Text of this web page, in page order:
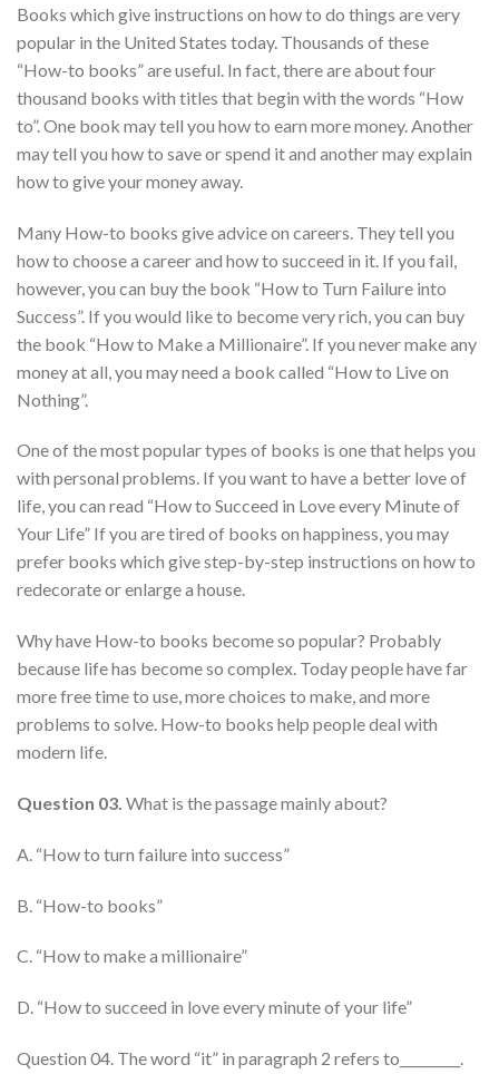
Books which give instructions on how to do things are very
popular in the United States today. Thousands of these
“How-to books” are useful. In fact, there are about four
thousand books with titles that begin with the words “How
to”. One book may tell you how to earn more money. Another
may tell you how to save or spend it and another may explain
how to give your money away.
Many How-to books give advice on careers. They tell you
how to choose a career and how to succeed in it. If you fail,
however, you can buy the book “How to Turn Failure into
Success”. If you would like to become very rich, you can buy
the book “How to Make a Millionaire”. If you never make any
money at all, you may need a book called “How to Live on
Nothing”.
One of the most popular types of books is one that helps you
with personal problems. If you want to have a better love of
life, you can read “How to Succeed in Love every Minute of
Your Life” If you are tired of books on happiness, you may
prefer books which give step-by-step instructions on how to
redecorate or enlarge a house.
Why have How-to books become so popular? Probably
because life has become so complex. Today people have far
more free time to use, more choices to make, and more
problems to solve. How-to books help people deal with
modern life.
Question 03. What is the passage mainly about?
A. “How to turn failure into success”
B. “How-to books”
C. “How to make a millionaire”
D. “How to succeed in love every minute of your life”
Question 04. The word “it” in paragraph 2 refers to_________.